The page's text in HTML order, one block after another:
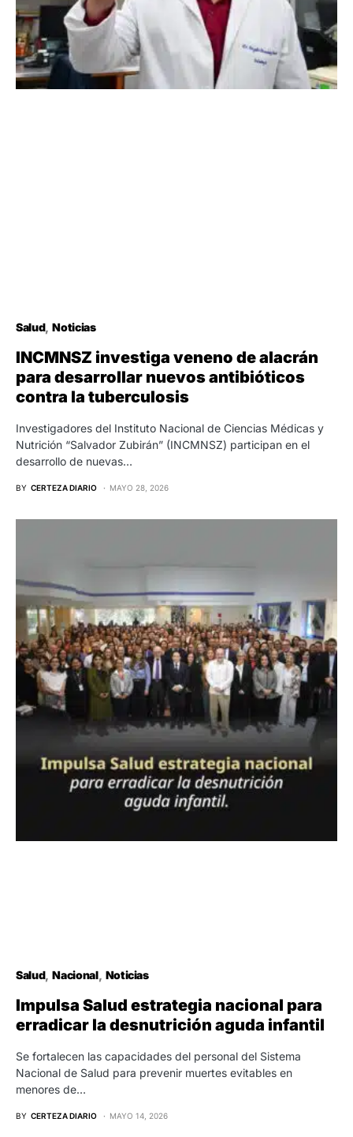
Salud Noticias
INCMNSZ investiga veneno de alacrán
para desarrollar nuevos antibióticos
contra la tuberculosis
Investigadores del Instituto Nacional de Ciencias Médicas y
Nutrición “Salvador Zubirán” (INCMNSZ) participan en el
desarrollo de nuevas…
BY CERTEZA DIARIO MAYO 28, 2026
Salud Nacional Noticias
Impulsa Salud estrategia nacional para
erradicar la desnutrición aguda infantil
Se fortalecen las capacidades del personal del Sistema
Nacional de Salud para prevenir muertes evitables en
menores de…
BY CERTEZA DIARIO MAYO 14, 2026